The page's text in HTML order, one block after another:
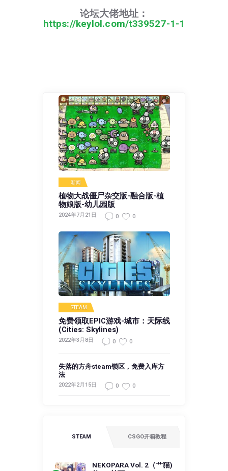
论坛大佬地址：
https://keylol.com/t339527-1-1
新闻
植物大战僵尸杂交版-融合版-植
物娘版-幼儿园版
2024年7月21日 0 0
STEAM
免费领取EPIC游戏-城市：天际线
(Cities: Skylines)
2022年3月8日 0 0
失落的方舟steam锁区，免费入库方
法
2022年2月15日 0 0
STEAM CSGO开箱教程
NEKOPARA Vol. 2（艹猫)